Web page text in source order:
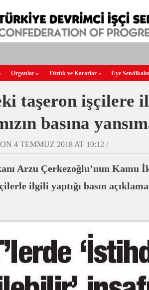
Organlar » Tüzük ve Kararlar » Üye
taşeron işçilere
basına
4 TEMMUZ 2018 AT 10:12 /
Arzu Çerkezoğlu’nun Kamu
ilgili yaptığı basın